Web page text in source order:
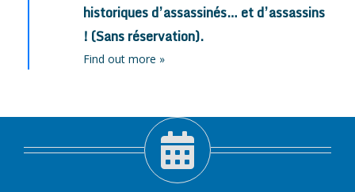
historiques d’assassinés… et d’assassins
! (Sans réservation).
Find out more »